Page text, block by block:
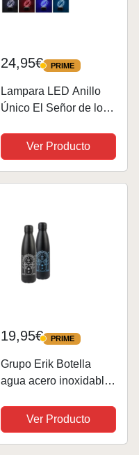
24,95€ PRIME
PRIME
Lampara LED Anillo
Único El Señor de los
Cambia Color USB
Luz nocturna y
decoración
Ver Producto
19,95€ PRIME
PRIME
Grupo Erik Botella
agua acero inoxidable
Cambia de Color -
Botella temocolora
para frio 750ml, Botella
Ver Producto